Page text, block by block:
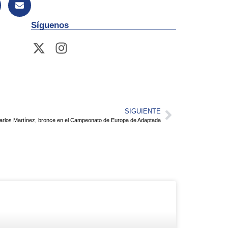
Síguenos
SIGUIENTE
Martínez, bronce en el Campeonato de Europa de Adaptada